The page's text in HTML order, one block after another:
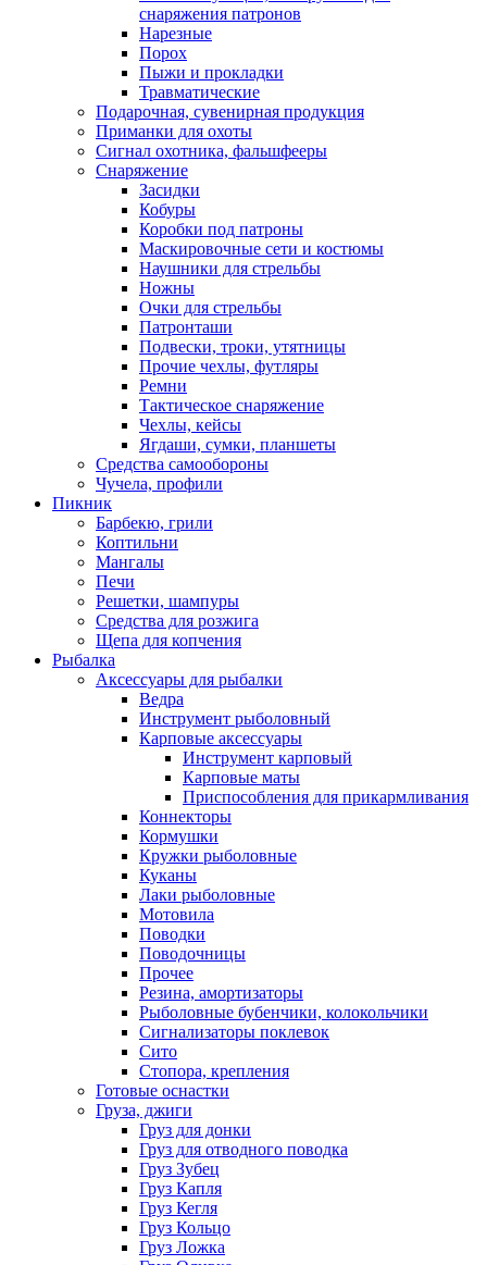
снаряжения патронов
Нарезные
Порох
Пыжи и прокладки
Травматические
Подарочная, сувенирная продукция
Приманки для охоты
Сигнал охотника, фальшфееры
Снаряжение
Засидки
Кобуры
Коробки под патроны
Маскировочные сети и костюмы
Наушники для стрельбы
Ножны
Очки для стрельбы
Патронташи
Подвески, троки, утятницы
Прочие чехлы, футляры
Ремни
Тактическое снаряжение
Чехлы, кейсы
Ягдаши, сумки, планшеты
Средства самообороны
Чучела, профили
Пикник
Барбекю, грили
Коптильни
Мангалы
Печи
Решетки, шампуры
Средства для розжига
Щепа для копчения
Рыбалка
Аксессуары для рыбалки
Ведра
Инструмент рыболовный
Карповые аксессуары
Инструмент карповый
Карповые маты
Приспособления для прикармливания
Коннекторы
Кормушки
Кружки рыболовные
Куканы
Лаки рыболовные
Мотовила
Поводки
Поводочницы
Прочее
Резина, амортизаторы
Рыболовные бубенчики, колокольчики
Сигнализаторы поклевок
Сито
Стопора, крепления
Готовые оснастки
Груза, джиги
Груз для донки
Груз для отводного поводка
Груз Зубец
Груз Капля
Груз Кегля
Груз Кольцо
Груз Ложка